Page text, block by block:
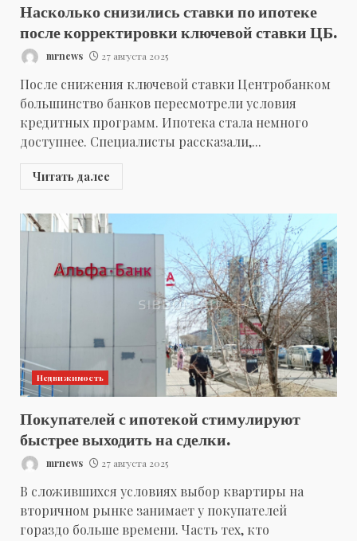
Насколько снизились ставки по ипотеке
после корректировки ключевой ставки ЦБ.
mrnews 27 августа 2025
После снижения ключевой ставки Центробанком
большинство банков пересмотрели условия
кредитных программ. Ипотека стала немного
доступнее. Специалисты рассказали,...
Читать далее
Недвижимость
Покупателей с ипотекой стимулируют
быстрее выходить на сделки.
mrnews 27 августа 2025
В сложившихся условиях выбор квартиры на
вторичном рынке занимает у покупателей
гораздо больше времени. Часть тех, кто